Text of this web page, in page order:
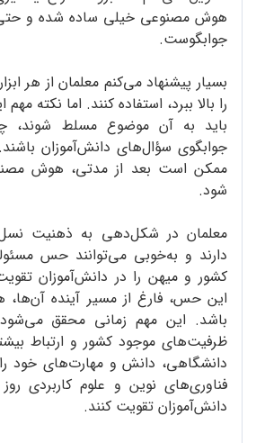
هوش مصنوعی خیلی ساده شده و
جوابگوست.
بسیار پیشنهاد می‌کنم معلمان از هر
را بالا ببرد، استفاده کنند. اما نکته‌
باید به آن موضوع مسلط شوند،
جوابگوی سؤال‌های دانش‌آموزان
ممکن است بعد از مدتی، هوش
شود.
معلمان در شکل‌دهی به ذهنیت
دارند و به‌خوبی می‌توانند حس
کشور و میهن را در دانش‌آموزان
این حس، فارغ از مسیر آینده‌ آن‌ها،
باشد. این مهم زمانی محقق می‌شود
ظرفیت‌های موجود کشور و ارتباط
دانشگاهی، دانش و مهارت‌های خود
فناوری‌های نوین و علوم کاربردی
دانش‌آموزان تقویت کنند.